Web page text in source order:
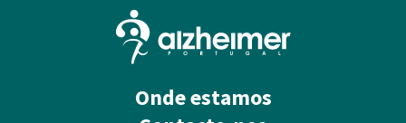
Onde estamos